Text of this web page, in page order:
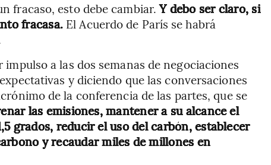
fracaso, esto debe cambiar.Y debo ser claro, si
fracasa. El Acuerdo de París se habrá
a las dos semanas de negociaciones
y diciendo que las conversaciones
de la conferencia de las partes, que se
las emisiones, mantener a su alcance el
grados, reducir el uso del carbón, establecer
y recaudar miles de millones en